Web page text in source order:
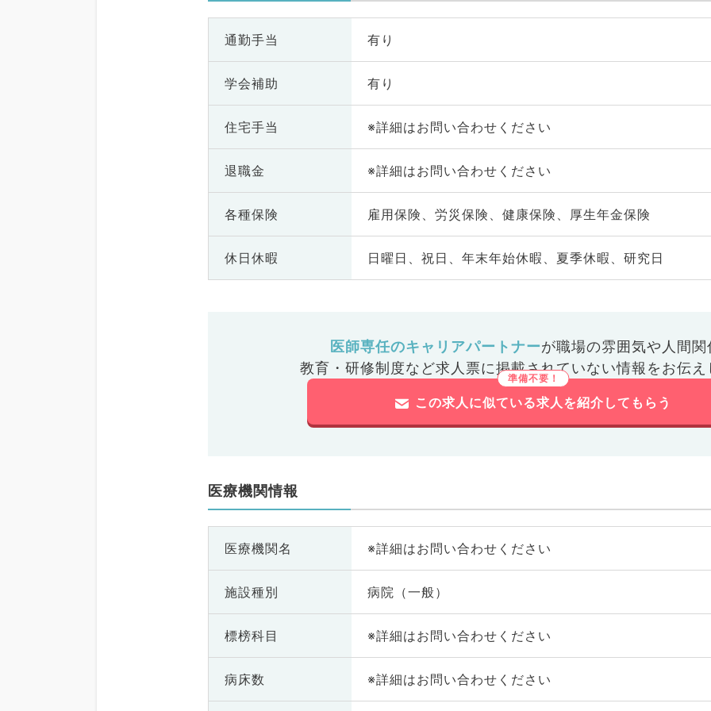
通勤手当 有り
学会補助 有り
住宅手当 ※詳細はお問い合わせください
退職金 ※詳細はお問い合わせください
各種保険 雇用保険、労災保険、健康保険、厚生年金保険
休日休暇 日曜日、祝日、年末年始休暇、夏季休暇、研究日
医師専任のキャリアパートナーが職場の雰囲気や人間関
教育・研修制度など求人票に掲載されていない情報をお伝え
この求人に似ている求人を紹介してもらう
医療機関情報
医療機関名 ※詳細はお問い合わせください
施設種別 病院（一般）
標榜科目 ※詳細はお問い合わせください
病床数 ※詳細はお問い合わせください